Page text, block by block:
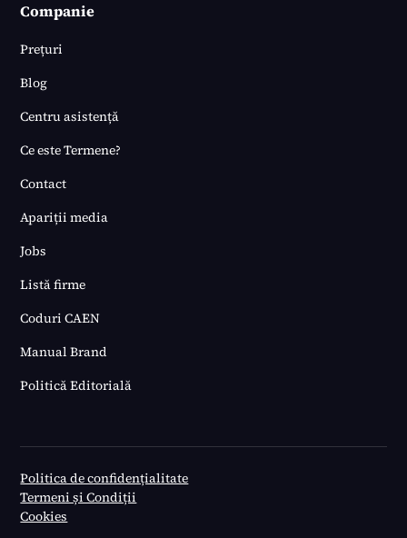
Companie
Prețuri
Blog
Centru asistență
Ce este Termene?
Contact
Apariții media
Jobs
Listă firme
Coduri CAEN
Manual Brand
Politică Editorială
Politica de confidențialitate
Termeni și Condiții
Cookies